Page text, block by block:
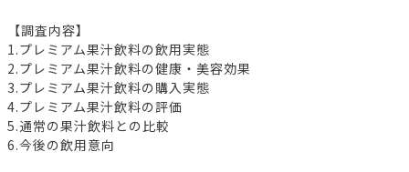
【調査内容】
1.プレミアム果汁飲料の飲用実態
2.プレミアム果汁飲料の健康・美容効果
3.プレミアム果汁飲料の購入実態
4.プレミアム果汁飲料の評価
5.通常の果汁飲料との比較
6.今後の飲用意向